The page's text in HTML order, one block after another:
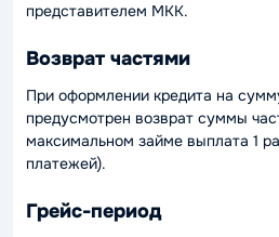
представителем МКК.
Возврат частями
При оформлении кредита на
предусмотрен возврат суммы
максимальном займе выплата 1
платежей).
Грейс-период